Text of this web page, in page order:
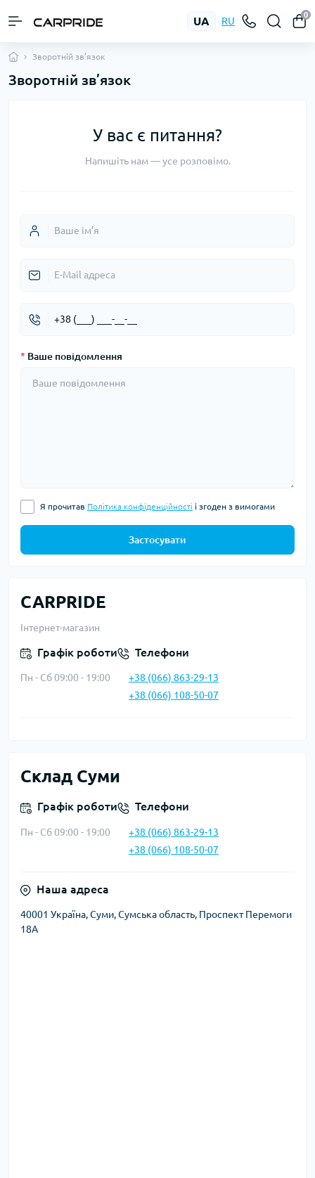
UA RU
0
Зворотній зв’язок
Зворотній зв’язок
CARPRIDE
Інтернет-магазин
Графік роботи
Пн - Сб 09:00 - 19:00
Телефони
+38 (066) 863-29-13
+38 (066) 108-50-07
Склад Суми
Графік роботи
Пн - Сб 09:00 - 19:00
Телефони
+38 (066) 863-29-13
+38 (066) 108-50-07
Наша адреса
40001 Україна, Суми, Сумська область, Проспект Перемоги
18А
У вас є питання?
Напишіть нам — усе розповімо.
* Ваше повідомлення
Я прочитав Політика конфіденційності і згоден з вимогами
Застосувати